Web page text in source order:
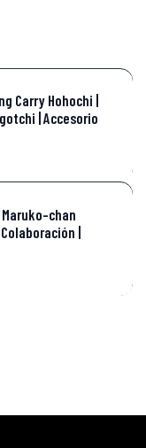
Carry Hohochi |
| Accesorio
chan
|